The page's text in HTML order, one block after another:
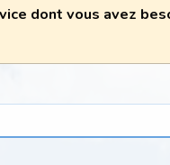
dont vous avez